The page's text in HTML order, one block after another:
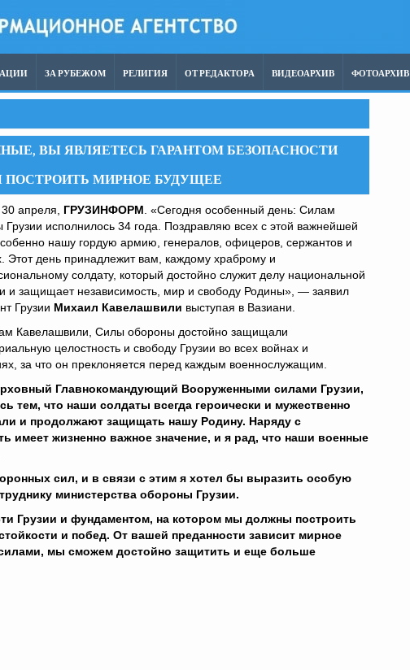
ЗА РУБЕЖОМ РЕЛИГИЯ ОТ РЕДАКТОРА ВИДЕОАРХИВ ФОТОАРХИВ
ВЫ ЯВЛЯЕТЕСЬ ГАРАНТОМ БЕЗОПАСНОСТИ
МИРНОЕ БУДУЩЕЕ
апреля, ГРУЗИНФОРМ . «Сегодня особенный день: Силам
Грузии исполнилось 34 года. Поздравляю всех с этой важнейшей
нашу гордую армию, генералов, офицеров, сержантов и
Этот день принадлежит вам, каждому храброму и
солдату, который достойно служит делу национальной
и защищает независимость, мир и свободу Родины», — заявил
Грузии Михаил Кавелашвили выступая в Вазиани.
Кавелашвили, Силы обороны достойно защищали
целостность и свободу Грузии во всех войнах и
за что он преклоняется перед каждым военнослужащим.
Главнокомандующий Вооруженными силами Грузии,
тем, что наши солдаты всегда героически и мужественно
и продолжают защищать нашу Родину. Наряду с
имеет жизненно важное значение, и я рад, что наши военные
сил, и в связи с этим я хотел бы выразить особую
министерства обороны Грузии.
Грузии и фундаментом, на котором мы должны построить
и побед. От вашей преданности зависит мирное
мы сможем достойно защитить и еще больше